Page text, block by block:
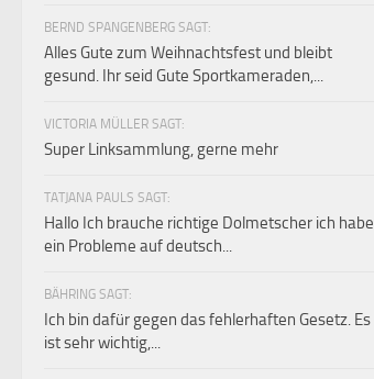
BERND SPANGENBERG SAGT:
Alles Gute zum Weihnachtsfest und bleibt
gesund. Ihr seid Gute Sportkameraden,...
VICTORIA MÜLLER SAGT:
Super Linksammlung, gerne mehr
TATJANA PAULS SAGT:
Hallo Ich brauche richtige Dolmetscher ich habe
ein Probleme auf deutsch...
BÄHRING SAGT:
Ich bin dafür gegen das fehlerhaften Gesetz. Es
ist sehr wichtig,...